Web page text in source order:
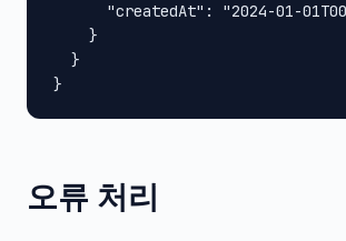
"createdAt": "2024-01-
    }
  }
}
오류 처리